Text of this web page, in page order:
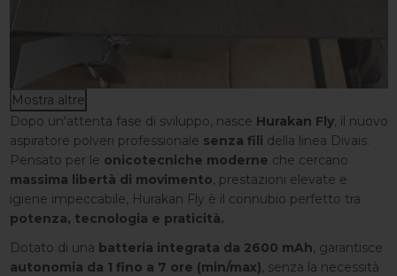
Mostra altre
Dopo un'attenta fase di sviluppo, nasce Hurakan Fly, il nuovo
aspiratore polveri professionale senza fili della linea Divais.
Pensato per le onicotecniche moderne che cercano
massima libertà di movimento, prestazioni elevate e
igiene impeccabile, Hurakan Fly è il connubio perfetto tra
potenza, tecnologia e praticità.
Dotato di una batteria integrata da 2600 mAh, garantisce
autonomia da 1 fino a 7 ore (min/max), senza la necessità